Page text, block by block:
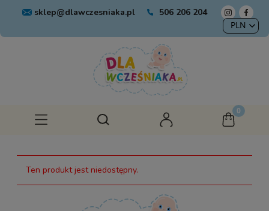
sklep@dlawczesniaka.pl 506 206 204
Ten produkt jest niedostępny.